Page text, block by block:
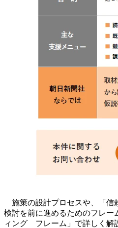
施策の設計プロセスや、「信
検討を前に進めるためのフレー
ィング フレーム」で詳しく解